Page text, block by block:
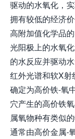
驱动的水氧化，
拥有较低的经济
高附加值化学品
光阳极上的水氧
的水反应并驱动
红外光谱和软X射
确定为高价铁-氧
穴产生的高价铁
属氧物种有类似
通常由高价金属-